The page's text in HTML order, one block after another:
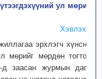
ул мөрийг
Хэвлэх
эрхлэгч хүнсний
мөрийг мөрдөн тогтоох
д заасан журмын дагуу